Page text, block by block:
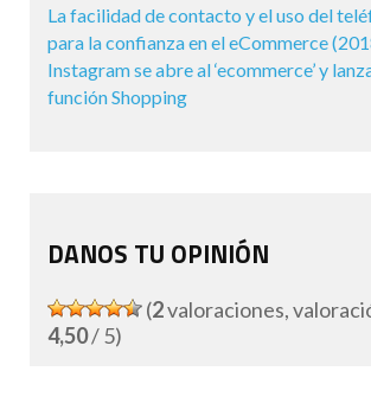
La facilidad de contacto y el uso del
para la confianza en el eCommerce
Instagram se abre al ‘ecommerce’ y
función Shopping
DANOS TU OPINIÓN
(2valoraciones,
4,50/ 5)